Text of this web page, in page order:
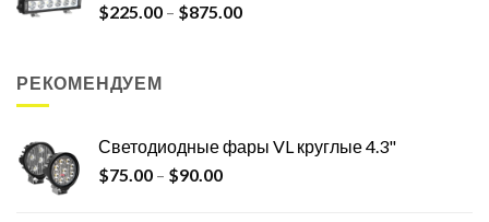
$225.00 – $875.00
РЕКОМЕНДУЕМ
Светодиодные фары VL круглые 4.3"
$75.00 – $90.00